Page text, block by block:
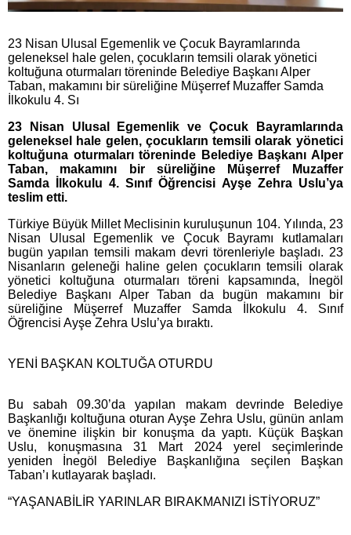
23 Nisan Ulusal Egemenlik ve Çocuk Bayramlarında
geleneksel hale gelen, çocukların temsili olarak yönetici
koltuğuna oturmaları töreninde Belediye Başkanı Alper
Taban, makamını bir süreliğine Müşerref Muzaffer Samda
İlkokulu 4. Sı
23 Nisan Ulusal Egemenlik ve Çocuk Bayramlarında
geleneksel hale gelen, çocukların temsili olarak yönetici
koltuğuna oturmaları töreninde Belediye Başkanı Alper
Taban, makamını bir süreliğine Müşerref Muzaffer
Samda İlkokulu 4. Sınıf Öğrencisi Ayşe Zehra Uslu’ya
teslim etti.
Türkiye Büyük Millet Meclisinin kuruluşunun 104. Yılında, 23
Nisan Ulusal Egemenlik ve Çocuk Bayramı kutlamaları
bugün yapılan temsili makam devri törenleriyle başladı. 23
Nisanların geleneği haline gelen çocukların temsili olarak
yönetici koltuğuna oturmaları töreni kapsamında, İnegöl
Belediye Başkanı Alper Taban da bugün makamını bir
süreliğine Müşerref Muzaffer Samda İlkokulu 4. Sınıf
Öğrencisi Ayşe Zehra Uslu’ya bıraktı.
YENİ BAŞKAN KOLTUĞA OTURDU
Bu sabah 09.30’da yapılan makam devrinde Belediye
Başkanlığı koltuğuna oturan Ayşe Zehra Uslu, günün anlam
ve önemine ilişkin bir konuşma da yaptı. Küçük Başkan
Uslu, konuşmasına 31 Mart 2024 yerel seçimlerinde
yeniden İnegöl Belediye Başkanlığına seçilen Başkan
Taban’ı kutlayarak başladı.
“YAŞANABİLİR YARINLAR BIRAKMANIZI İSTİYORUZ”